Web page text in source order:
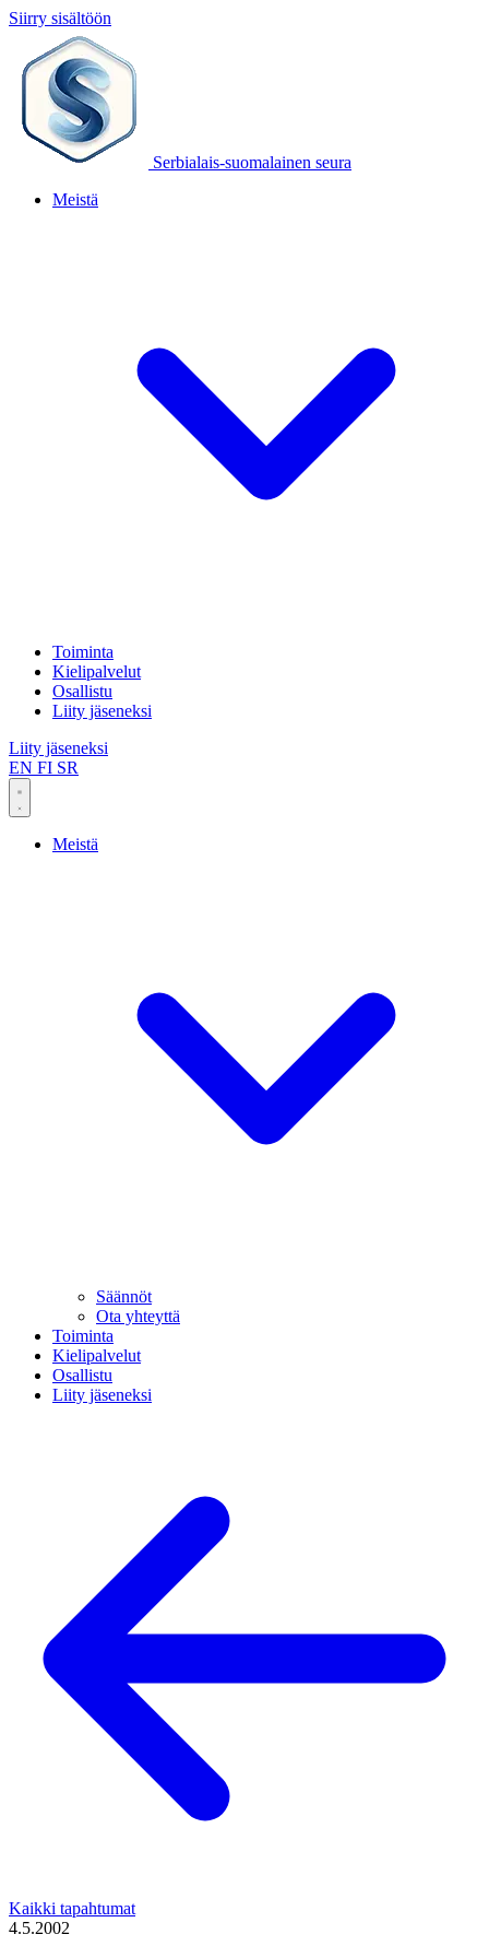
Siirry sisältöön
Serbialais-suomalainen seura
Meistä
Toiminta
Kielipalvelut
Osallistu
Liity jäseneksi
Liity jäseneksi
EN FI SR
Meistä
Säännöt
Ota yhteyttä
Toiminta
Kielipalvelut
Osallistu
Liity jäseneksi
Kaikki tapahtumat
4.5.2002